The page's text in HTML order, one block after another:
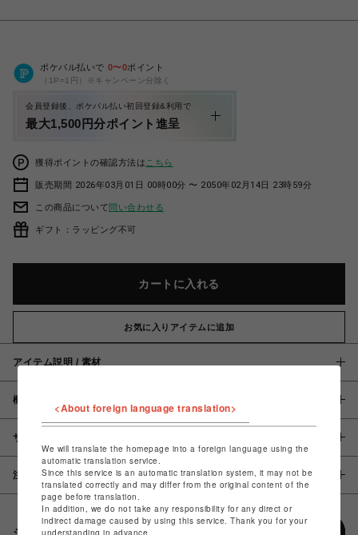
ポケパル払いで 0〜0ポイント
（1P=1円）※キャンペーン分除く
会員登録後、ポケパル払い初回登録&利用で
最大1,500円分ポイント進呈
獲得ポイントの確認方法は こちら
販売期間 2026年03月01日 00時00分 〜 2050年02月14日 23時59分
この商品について問い合わせる
ギフト：ラッピング不可
カートに入れる
お気に入りアイテムに追加
アイテム説明 / 素材
概要
サイズ
注意事項
シェアする
<About foreign language translation>
We will translate the homepage into a foreign language using the
automatic translation service.
Since this service is an automatic translation system, it may not be
translated correctly and may differ from the original content of the
page before translation.
In addition, we do not take any responsibility for any direct or
indirect damage caused by using this service. Thank you for your
understanding in advance.